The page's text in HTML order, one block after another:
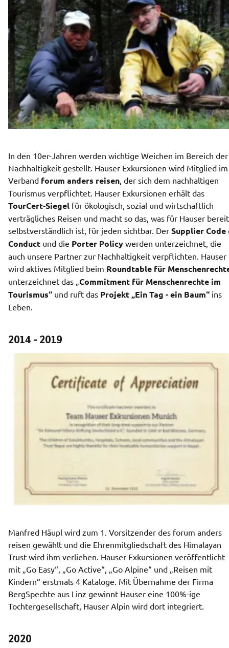
In den 10er-Jahren werden wichtige Weichen im Bereich der
Nachhaltigkeit gestellt. Hauser Exkursionen wird Mitglied im
Verband forum anders reisen , der sich dem nachhaltigen
TourCert-Siegel für ökologisch, sozial und wirtschaftlich
verträgliches Reisen und macht so das, was für Hauser
selbstverständlich ist, für jeden sichtbar. Der Supplier Code
Conduct und die Porter Policy werden unterzeichnet, die
auch unsere Partner zur Nachhaltigkeit verpflichten. Hauser
wird aktives Mitglied beim Roundtable für
unterzeichnet das „ Commitment für Menschenrechte im
Tourismus“ und ruft das Projekt „Ein Tag - ein Baum“ ins
Leben.
2014 - 2019
Manfred Häupl wird zum 1. Vorsitzender des forum anders
reisen gewählt und die Ehrenmitgliedschaft des Himalayan
Trust wird ihm verliehen. Hauser Exkursionen veröffentlicht
mit „Go Easy“, „Go Active“, „Go Alpine“ und „Reisen mit
Kindern“ erstmals 4 Kataloge. Mit Übernahme der Firma
BergSpechte aus Linz gewinnt Hauser eine 100%-ige
Tochtergesellschaft, Hauser Alpin wird dort integriert.
2020